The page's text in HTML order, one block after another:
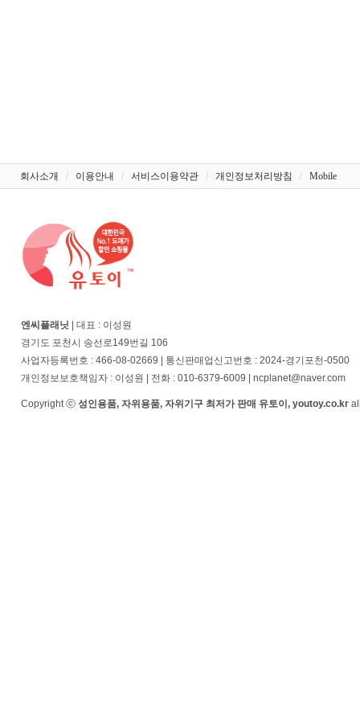
회사소개 / 이용안내 / 서비스이용약관 / 개인정보처리방침 / Mobile
엔씨플래닛 | 대표 : 이성원
경기도 포천시 송선로149번길 106
사업자등록번호 : 466-08-02669 | 통신판매업신고번호 : 2024-경기포천-0500
개인정보보호책임자 : 이성원 | 전화 : 010-6379-6009 | ncplanet@naver.com
Copyright ⓒ 성인용품, 자위용품, 자위기구 최저가 판매 유토이, youtoy.co.kr